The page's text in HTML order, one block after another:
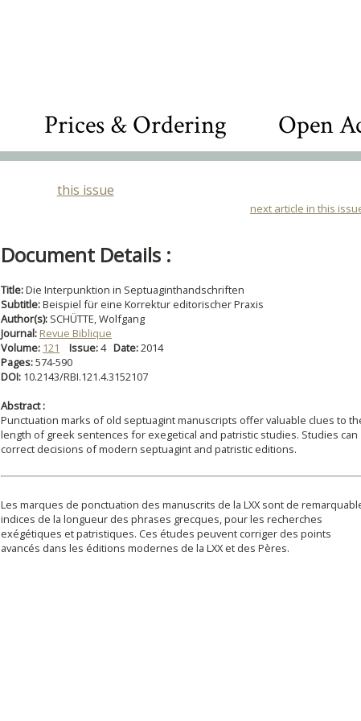
Prices & Ordering Open
this issue
next article in this
Document Details :
Title:Die Interpunktion in Septuaginthandschriften
Subtitle:Beispiel für eine Korrektur editorischer Praxis
Author(s): SCHÜTTE, Wolfgang
Journal: Revue Biblique
Volume: 121 Issue:4 Date:2014
Pages:574-590
DOI: 10.2143/RBI.121.4.3152107
Abstract :
Punctuation marks of old septuagint manuscripts offer valuable clues to
length of greek sentences for exegetical and patristic studies. Studies can
correct decisions of modern septuagint and patristic editions.
Les marques de ponctuation des manuscrits de la LXX sont de
indices de la longueur des phrases grecques, pour les recherches
exégétiques et patristiques. Ces études peuvent corriger des points
avancés dans les éditions modernes de la LXX et des Pères.